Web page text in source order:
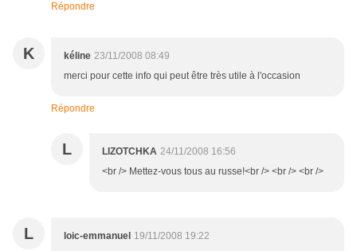
Répondre
K kéline 23/11/2008 08:49
merci pour cette info qui peut être très utile à l'occasion
Répondre
L LIZOTCHKA 24/11/2008 16:56
<br /> Mettez-vous tous au russe!<br /> <br /> <br />
L loic-emmanuel 19/11/2008 19:22